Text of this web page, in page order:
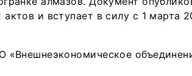
и вступает в силу с 1 марта
«Внешнеэкономическое